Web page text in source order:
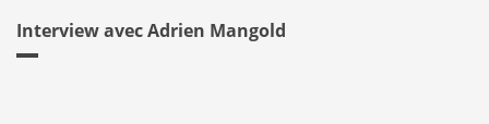
Interview avec Adrien Mangold